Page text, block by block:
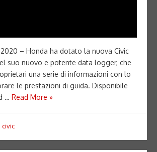
– Honda ha dotato la nuova Civic
suo nuovo e potente data logger, che
una serie di informazioni con lo
le prestazioni di guida. Disponibile
… Read More »
civic